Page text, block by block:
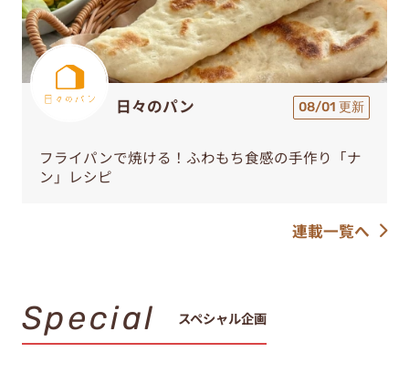
日々のパン 08/01 更新
フライパンで焼ける！ふわもち食感の手作り「ナ
ン」レシピ
連載一覧へ
Special スペシャル企画